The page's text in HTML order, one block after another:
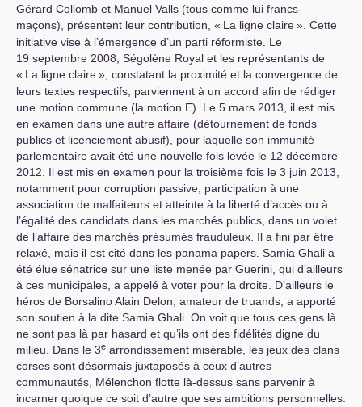
Gérard Collomb et Manuel Valls (tous comme lui francs-
maçons), présentent leur contribution, « La ligne claire». Cette
initiative vise à l’émergence d’un parti réformiste. Le
19 septembre 2008, Ségolène Royal et les représentants de
« La ligne claire», constatant la proximité et la convergence de
leurs textes respectifs, parviennent à un accord afin de rédiger
une motion commune (la motion E). Le 5 mars 2013, il est mis
en examen dans une autre affaire (détournement de fonds
publics et licenciement abusif), pour laquelle son immunité
parlementaire avait été une nouvelle fois levée le 12 décembre
2012. Il est mis en examen pour la troisième fois le 3 juin 2013,
notamment pour corruption passive, participation à une
association de malfaiteurs et atteinte à la liberté d’accès ou à
l’égalité des candidats dans les marchés publics, dans un volet
de l’affaire des marchés présumés frauduleux. Il a fini par être
relaxé, mais il est cité dans les panama papers. Samia Ghali a
été élue sénatrice sur une liste menée par Guerini, qui d’ailleurs
à ces municipales, a appelé à voter pour la droite. D’ailleurs le
héros de Borsalino Alain Delon, amateur de truands, a apporté
son soutien à la dite Samia Ghali. On voit que tous ces gens là
ne sont pas là par hasard et qu’ils ont des fidélités digne du
milieu. Dans le 3e arrondissement misérable, les jeux des clans
corses sont désormais juxtaposés à ceux d’autres
communautés, Mélenchon flotte là-dessus sans parvenir à
incarner quoique ce soit d’autre que ses ambitions personnelles.